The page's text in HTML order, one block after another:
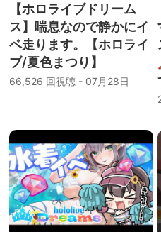
【ホロライブドリーム
ス】喘息なので静かにイ
ベ走ります。【ホロライ
ブ/夏色まつり】
66,526 回視聴 - 07月28日